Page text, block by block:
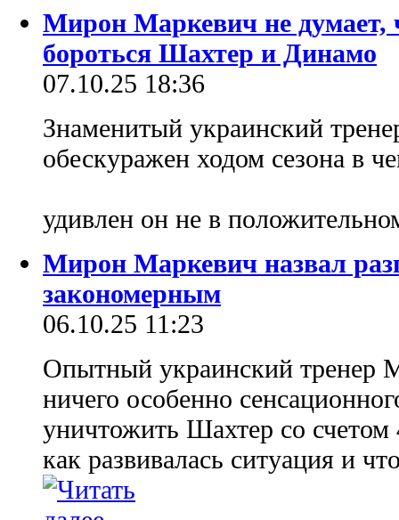
Мирон Маркевич не думает,
бороться Шахтер и Динамо
07.10.25 18:36
Знаменитый украинский
обескуражен ходом сезона в
удивлен он не в
Мирон Маркевич назвал
закономерным
06.10.25 11:23
Опытный украинский тренер
ничего особенно
уничтожить Шахтер со счетом
как развивалась ситуация и